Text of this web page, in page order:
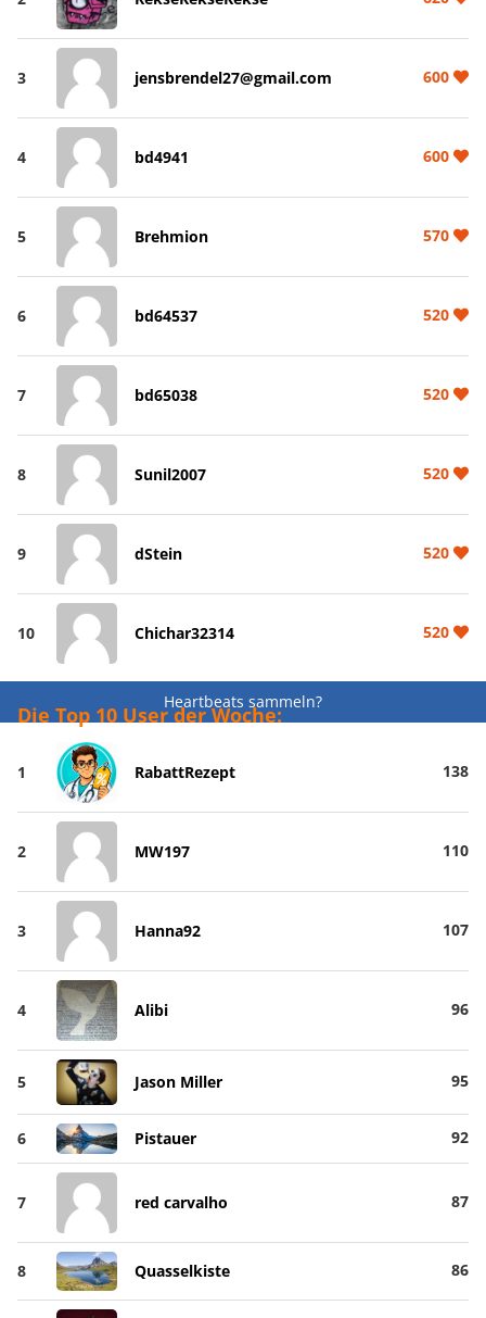
3 jensbrendel27@gmail.com 600
4 bd4941 600
5 Brehmion 570
6 bd64537 520
7 bd65038 520
8 Sunil2007 520
9 dStein 520
10 Chichar32314 520
Heartbeats sammeln?
Die Top 10 User der Woche:
1 RabattRezept 138
2 MW197 110
3 Hanna92 107
4 Alibi 96
5 Jason Miller 95
6 Pistauer 92
7 red carvalho 87
8 Quasselkiste 86